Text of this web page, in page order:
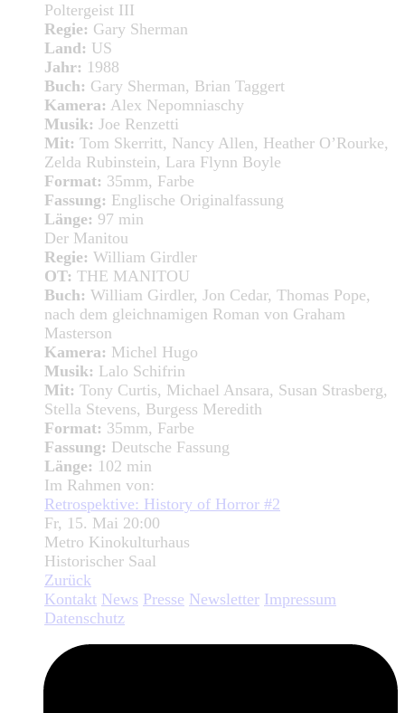
Poltergeist III
Regie: Gary Sherman
Land: US
Jahr: 1988
Buch: Gary Sherman, Brian Taggert
Kamera: Alex Nepomniaschy
Musik: Joe Renzetti
Mit: Tom Skerritt, Nancy Allen, Heather O’Rourke,
Zelda Rubinstein, Lara Flynn Boyle
Format: 35mm, Farbe
Fassung: Englische Originalfassung
Länge: 97 min
Der Manitou
Regie: William Girdler
OT: THE MANITOU
Buch: William Girdler, Jon Cedar, Thomas Pope,
nach dem gleichnamigen Roman von Graham
Masterson
Kamera: Michel Hugo
Musik: Lalo Schifrin
Mit: Tony Curtis, Michael Ansara, Susan Strasberg,
Stella Stevens, Burgess Meredith
Format: 35mm, Farbe
Fassung: Deutsche Fassung
Länge: 102 min
Im Rahmen von:
Retrospektive: History of Horror #2
Fr, 15. Mai 20:00
Metro Kinokulturhaus
Historischer Saal
Zurück
Kontakt News Presse Newsletter Impressum
Datenschutz